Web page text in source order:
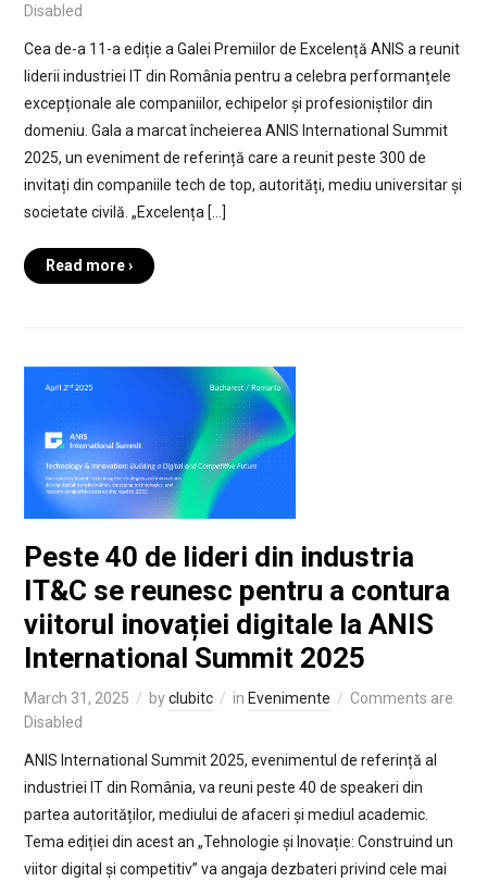
Disabled
Cea de-a 11-a ediție a Galei Premiilor de Excelență ANIS a reunit
liderii industriei IT din România pentru a celebra performanțele
excepționale ale companiilor, echipelor și profesioniștilor din
domeniu. Gala a marcat încheierea ANIS International Summit
2025, un eveniment de referință care a reunit peste 300 de
invitați din companiile tech de top, autorități, mediu universitar și
societate civilă. „Excelența […]
Read more ›
Peste 40 de lideri din industria
IT&C se reunesc pentru a contura
viitorul inovației digitale la ANIS
International Summit 2025
March 31, 2025 byclubitc in Evenimente
Comments are
Disabled
ANIS International Summit 2025, evenimentul de referință al
industriei IT din România, va reuni peste 40 de speakeri din
partea autorităților, mediului de afaceri și mediul academic.
Tema ediției din acest an „Tehnologie și Inovație: Construind un
viitor digital și competitiv” va angaja dezbateri privind cele mai